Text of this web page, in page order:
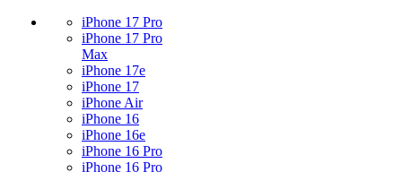
iPhone 17 Pro
iPhone 17 Pro
Max
iPhone 17e
iPhone 17
iPhone Air
iPhone 16
iPhone 16e
iPhone 16 Pro
iPhone 16 Pro